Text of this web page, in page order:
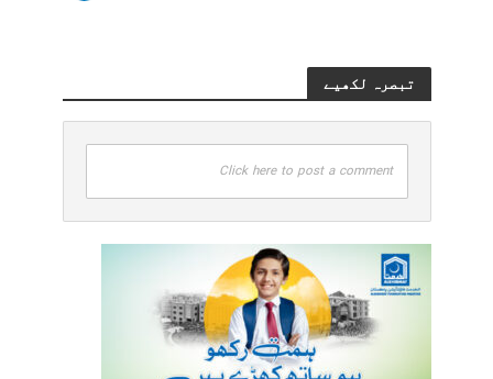
تبصرہ لکھیے
Click here to post a comment